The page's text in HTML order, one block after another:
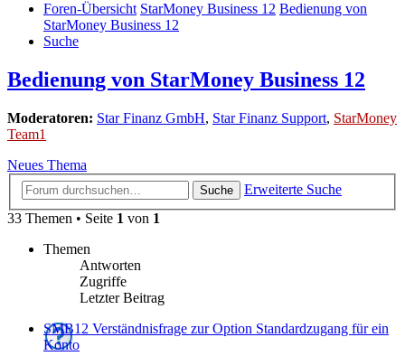
Foren-Übersicht StarMoney Business 12 Bedienung von
StarMoney Business 12
Suche
Bedienung von StarMoney Business 12
Moderatoren: Star Finanz GmbH, Star Finanz Support, StarMoney
Team1
Neues Thema
Suche
Erweiterte Suche
33 Themen • Seite 1 von 1
Themen
Antworten
Zugriffe
Letzter Beitrag
SMB12 Verständnisfrage zur Option Standardzugang für ein
Konto